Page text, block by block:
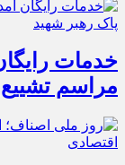
مراسم